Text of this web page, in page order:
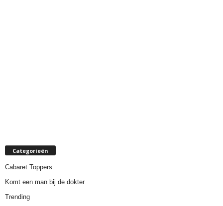
Categorieën
Cabaret Toppers
Komt een man bij de dokter
Trending